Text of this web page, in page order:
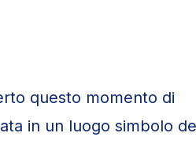
questo momento di
in un luogo simbolo